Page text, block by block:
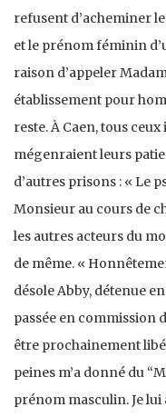
refusent d’acheminer
et le prénom féminin
raison d’appeler
établissement pour
reste. À Caen, tous
mégenraient leurs
d’autres prisons : « Le
Monsieur au cours de
les autres acteurs du
de même. «
désole Abby, détenue
passée en commission
être prochainement
peines m’a donné du
prénom masculin. Je